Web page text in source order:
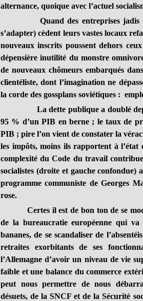
alternance, quoique avec l’actuel
Quand des entreprises jadis
s’adapter) cèdent leurs vastes locaux
nouveaux inscrits poussent dehors
dépensière inutilité du monstre
de nouveaux chômeurs embarqués
clientéliste, dont l’imagination ne
la corde des gossplans soviétiques :
La dette publique a doublé depuis
95 % d’un PIB en berne ; le taux de
PIB ; pire l’on vient de constater la
les impôts, moins ils rapportent à
complexité du Code du travail
socialistes (droite et gauche
programme communiste de Georges
rose.
Certes il est de bon ton de se
de la bureaucratie européenne qui
bananes, de se scandaliser de
retraites exorbitants de ses
l’Allemagne d’avoir un niveau de vie
faible et une balance du commerce
peut nous permettre de nous
désuets, de la SNCF et de la Sécurité